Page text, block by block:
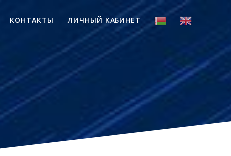
КОНТАКТЫ ЛИЧНЫЙ КАБИНЕТ